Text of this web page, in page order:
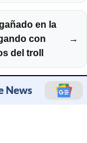
en la
con
del troll
→